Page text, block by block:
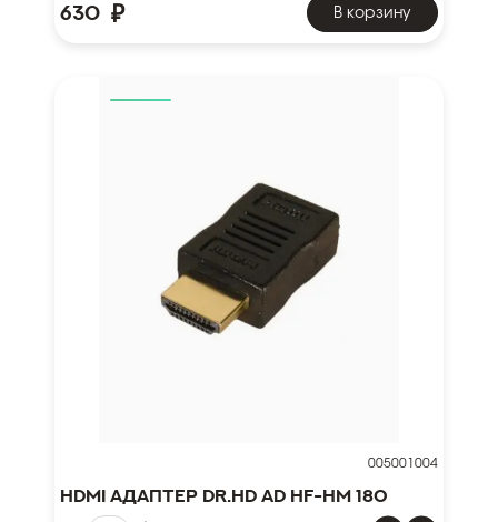
630 ₽ В корзину
005001004
HDMI адаптер Dr.HD AD HF-HM 180